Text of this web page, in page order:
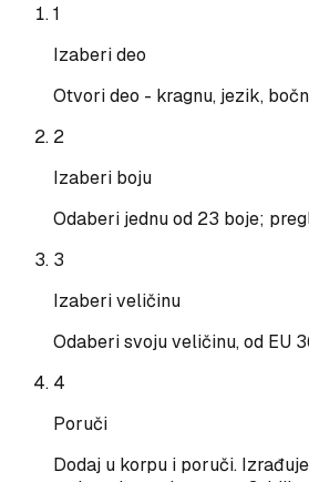
1
Izaberi deo
Otvori deo - kragnu, jezik,
2
Izaberi boju
Odaberi jednu od 23 boje;
3
Izaberi veličinu
Odaberi svoju veličinu, od EU
4
Poruči
Dodaj u korpu i poruči.